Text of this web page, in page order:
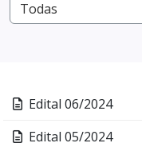
Edital 06/2024
Edital 05/2024